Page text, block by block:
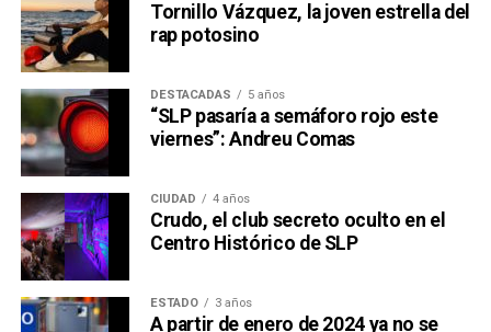
Tornillo Vázquez, la joven estrella del
rap potosino
DESTACADAS 5 años
“SLP pasaría a semáforo rojo este
viernes”: Andreu Comas
CIUDAD 4 años
Crudo, el club secreto oculto en el
Centro Histórico de SLP
ESTADO 3 años
A partir de enero de 2024 ya no se